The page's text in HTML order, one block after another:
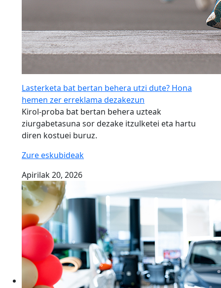
Lasterketa bat bertan behera utzi dute? Hona
hemen zer erreklama dezakezun
Kirol-proba bat bertan behera uzteak
ziurgabetasuna sor dezake itzulketei eta hartu
diren kostuei buruz.
Zure eskubideak
Apirilak 20, 2026